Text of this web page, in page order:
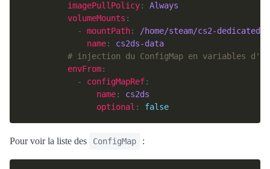
imagePullPolicy: Always
volumeMounts
            -
mountPath:
/home/steam/cs2-dedicated/
name: cs2ds-data
# injection du ConfigMap en variables
envFrom
            -
configMapRef
name: cs2ds
optional : false
Pour voir la liste des ConfigMap :